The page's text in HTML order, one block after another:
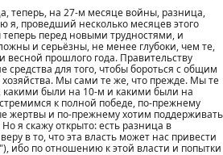
теперь, на 27-м месяце войны, разница,
я, проведший несколько месяцев этого
перед новыми трудностями, и
и серьёзны, не менее глубоки, чем те,
весной прошлого года. Правительству
средства для того, чтобы бороться с общим
хозяйства. Мы сами те же, что прежде. Мы те
были на 10-м и какими были на
к полной победе, по-прежнему
жертвы и по-прежнему хотим поддерживать
я скажу открыто: есть разница в
в то, что эта власть может нас привести
ибо по отношению к этой власти и попытки